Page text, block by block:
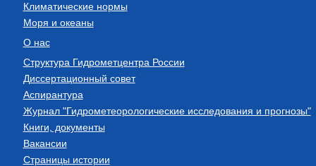
Климатические нормы
Моря и океаны
О нас
Структура Гидрометцентра России
Диссертационный совет
Аспирантура
Журнал "Гидрометеорологические исследования и прогнозы"
Книги, документы
Вакансии
Страницы истории